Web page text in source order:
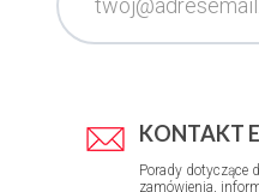
KONTAKT
Porady dotyczące
zamówienia,